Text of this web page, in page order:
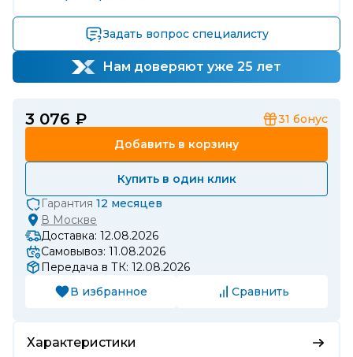
Задать вопрос специалисту
Нам доверяют уже 25 лет
3 076 ₽ 31 бонус
Добавить в корзину
Купить в один клик
Гарантия 12 месяцев
В Москве
Доставка: 12.08.2026
Самовывоз: 11.08.2026
Передача в ТК: 12.08.2026
В избранное
Сравнить
Характеристики